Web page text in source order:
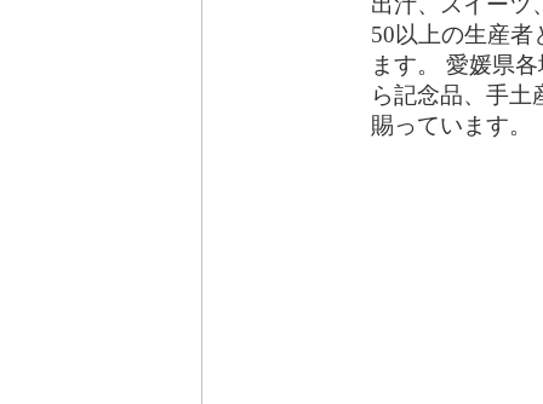
50以上の生産者
ます。 愛媛県
ら記念品、手土
賜っています。